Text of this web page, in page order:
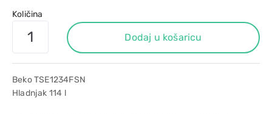
Količina
Dodaj u košaricu
Beko TSE1234FSN
Hladnjak 114 l